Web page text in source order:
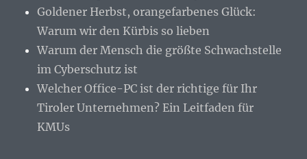
Goldener Herbst, orangefarbenes Glück:
Warum wir den Kürbis so lieben
Warum der Mensch die größte Schwachstelle
im Cyberschutz ist
Welcher Office-PC ist der richtige für Ihr
Tiroler Unternehmen? Ein Leitfaden für
KMUs